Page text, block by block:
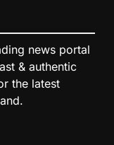
news portal
& authentic
the latest